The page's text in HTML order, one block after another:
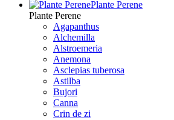
Plante Perene
Plante Perene
Agapanthus
Alchemilla
Alstroemeria
Anemona
Asclepias tuberosa
Astilba
Bujori
Canna
Crin de zi